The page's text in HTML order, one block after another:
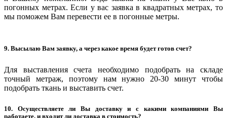
погонных метрах. Если у вас заявка в квадратных метрах, то
мы поможем Вам перевести ее в погонные метры.
9. Высылаю Вам заявку, а через какое время будет готов счет?
Для выставления счета необходимо подобрать на складе
точный метраж, поэтому нам нужно 20-30 минут чтобы
подобрать ткань и выставить счет.
10. Осуществляете ли Вы доставку и с какими компаниями Вы